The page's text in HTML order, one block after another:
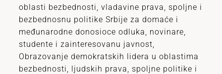
oblasti bezbednosti, vladavine prava, spoljne i
bezbednosnu politike Srbije za domaće i
međunarodne donosioce odluka, novinare,
studente i zainteresovanu javnost,
Obrazovanje demokratskih lidera u oblastima
bezbednosti, ljudskih prava, spoljne politike i